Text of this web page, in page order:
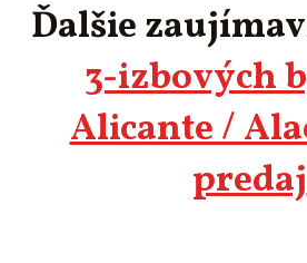
Ďalšie
3-izbových
Alicante /
predaj